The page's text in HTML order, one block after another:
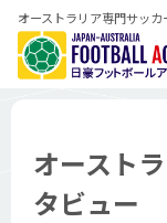
オーストラリア専門サッ
オースト
タビュー